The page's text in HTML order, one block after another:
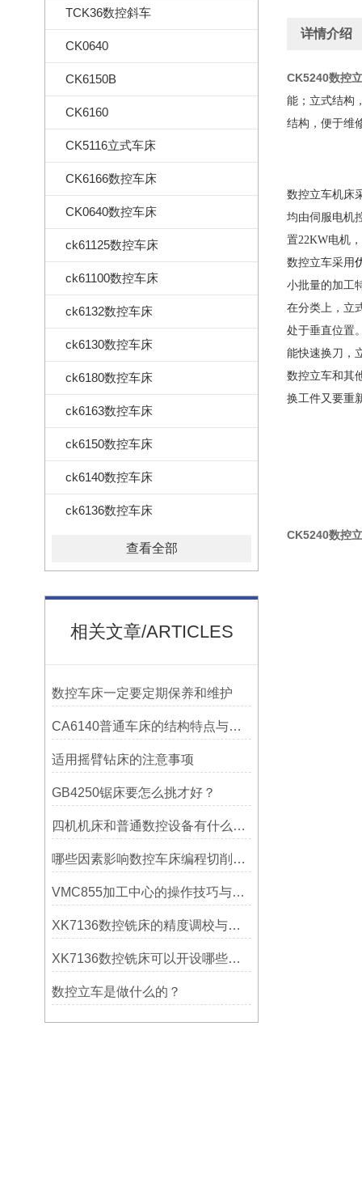
TCK36数控斜车
CK0640
CK6150B
CK6160
CK5116立式车床
CK6166数控车床
CK0640数控车床
ck61125数控车床
ck61100数控车床
ck6132数控车床
ck6130数控车床
ck6180数控车床
ck6163数控车床
ck6150数控车床
ck6140数控车床
ck6136数控车床
查看全部
相关文章/ARTICLES
数控车床一定要定期保养和维护
CA6140普通车床的结构特点与工作原理解析
适用摇臂钻床的注意事项
GB4250锯床要怎么挑才好？
四机机床和普通数控设备有什么区别？
哪些因素影响数控车床编程切削量？
VMC855加工中心的操作技巧与维护指南
XK7136数控铣床的精度调校与性能优化
XK7136数控铣床可以开设哪些考核项目？
数控立车是做什么的？
详情介绍
CK5240数控
能；立式结构
结构，便于维
数控立车机床
均由伺服电机
置22KW电机
数控立车采用
小批量的加工
在分类上，立
处于垂直位置
能快速换刀，
数控立车和其
换工件又要重
CK5240数控